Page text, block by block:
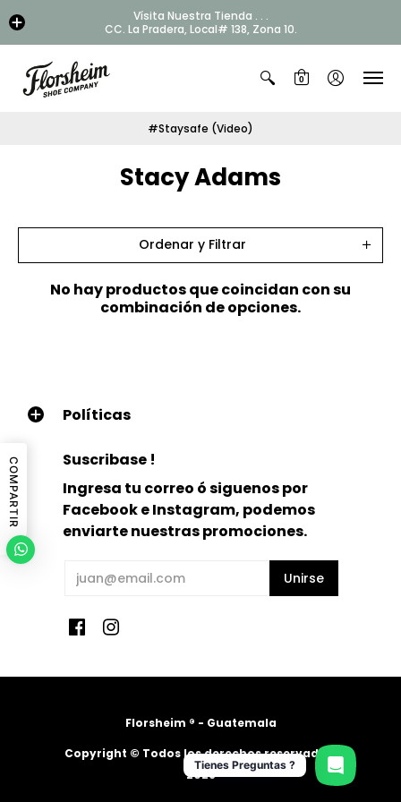
Vísita Nuestra Tienda . . .
CC. La Pradera, Local# 138, Zona 10.
0
#Staysafe (Video)
Stacy Adams
Ordenar y Filtrar
No hay productos que coincidan con su
combinación de opciones.
Políticas
Suscribase !
Ingresa tu correo ó siguenos por
Facebook e Instagram, podemos
enviarte nuestras promociones.
Florsheim ® - Guatemala
Copyright © Todos los derechos reservados.
2026
Tienes Preguntas ?
COMPARTIR